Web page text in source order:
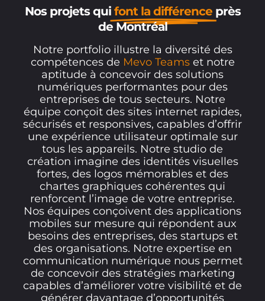
Nos projets qui font la différence près
de Montréal
Notre portfolio illustre la diversité des
compétences de Mevo Teamset notre
aptitude à concevoir des solutions
numériques performantes pour des
entreprises de tous secteurs. Notre
équipe conçoit des sites internet rapides,
sécurisés et responsives, capables d’offrir
une expérience utilisateur optimale sur
tous les appareils. Notre studio de
création imagine des identités visuelles
fortes, des logos mémorables et des
chartes graphiques cohérentes qui
renforcent l’image de votre entreprise.
Nos équipes conçoivent des applications
mobiles sur mesure qui répondent aux
besoins des entreprises, des startups et
des organisations. Notre expertise en
communication numérique nous permet
de concevoir des stratégies marketing
capables d’améliorer votre visibilité et de
générer davantage d’opportunités